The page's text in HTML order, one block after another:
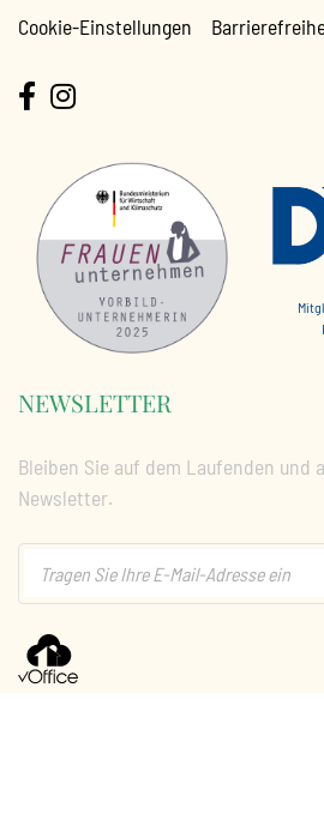
Cookie-Einstellungen
NEWSLETTER
Bleiben Sie auf dem Laufenden und
Newsletter.